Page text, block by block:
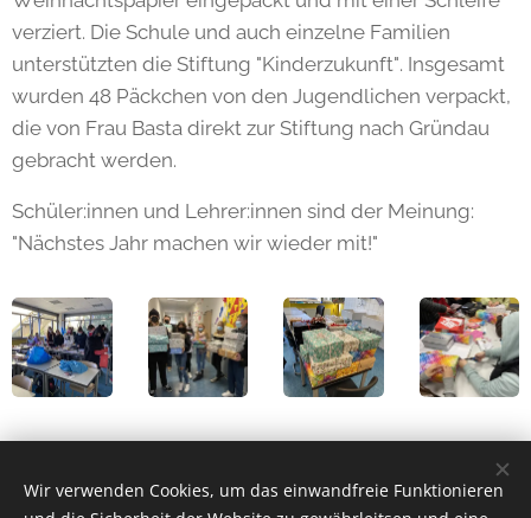
verziert. Die Schule und auch einzelne Familien
unterstützten die Stiftung "Kinderzukunft". Insgesamt
wurden 48 Päckchen von den Jugendlichen verpackt,
die von Frau Basta direkt zur Stiftung nach Gründau
gebracht werden.
Schüler:innen und Lehrer:innen sind der Meinung:
"Nächstes Jahr machen wir wieder mit!"
Wir verwenden Cookies, um das einwandfreie Funktionieren